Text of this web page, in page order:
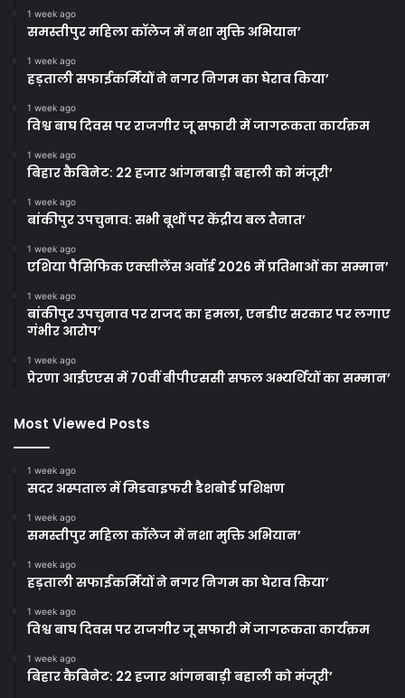
1 week ago
समस्तीपुर महिला कॉलेज में नशा मुक्ति अभियान’
1 week ago
हड़ताली सफाईकर्मियों ने नगर निगम का घेराव किया’
1 week ago
विश्व बाघ दिवस पर राजगीर जू सफारी में जागरूकता कार्यक्रम
1 week ago
बिहार कैबिनेट: 22 हजार आंगनबाड़ी बहाली को मंजूरी’
1 week ago
बांकीपुर उपचुनाव: सभी बूथों पर केंद्रीय बल तैनात’
1 week ago
एशिया पैसिफिक एक्सीलेंस अवॉर्ड 2026 में प्रतिभाओं का सम्मान’
1 week ago
बांकीपुर उपचुनाव पर राजद का हमला, एनडीए सरकार पर लगाए
गंभीर आरोप’
1 week ago
प्रेरणा आईएएस में 70वीं बीपीएससी सफल अभ्यर्थियों का सम्मान’
Most Viewed Posts
1 week ago
सदर अस्पताल में मिडवाइफरी डैशबोर्ड प्रशिक्षण
1 week ago
समस्तीपुर महिला कॉलेज में नशा मुक्ति अभियान’
1 week ago
हड़ताली सफाईकर्मियों ने नगर निगम का घेराव किया’
1 week ago
विश्व बाघ दिवस पर राजगीर जू सफारी में जागरूकता कार्यक्रम
1 week ago
बिहार कैबिनेट: 22 हजार आंगनबाड़ी बहाली को मंजूरी’